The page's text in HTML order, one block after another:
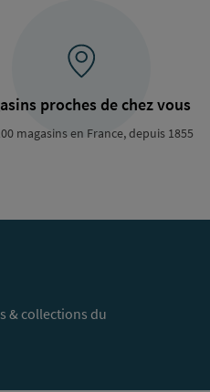
proches de chez vous
magasins en France, depuis 1855
& collections du